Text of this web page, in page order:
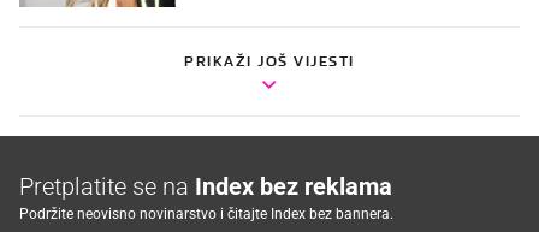
PRIKAŽI JOŠ VIJESTI
Pretplatite se na Index bez reklama
Podržite neovisno novinarstvo i čitajte Index bez bannera.